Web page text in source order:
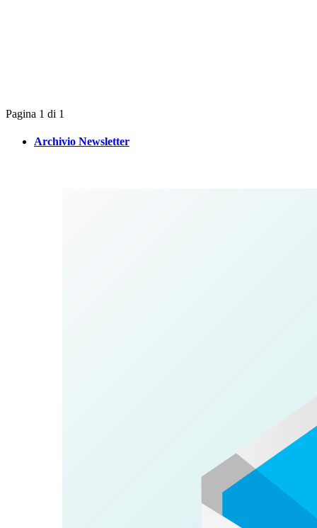
Pagina 1 di 1
Archivio Newsletter